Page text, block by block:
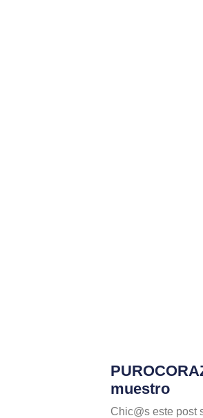
muestro
Chic@s este post